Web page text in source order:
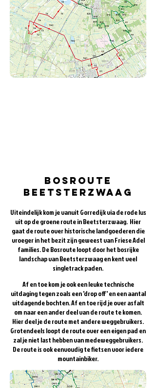
bosroute
beetsterzwaag
Uiteindelijk kom je vanuit Gorredijk via de rode lus
uit op de groene route in Beetsterzwaag. Hier
gaat de route over historische landgoederen die
vroeger in het bezit zijn geweest van Friese Adel
families. De Bosroute loopt door het bosrijke
landschap van Beetsterzwaag en kent veel
singletrack paden.
Af en toe kom je ook een leuke technische
uitdaging tegen zoals een 'drop off' en een aantal
uitdagende bochten. Af en toe rijd je over asfalt
om naar een ander deel van de route te komen.
Hier deel je de route met andere weggebruikers.
Grotendeels loopt de route over een eigen pad en
zal je niet last hebben van medeweggebruikers.
De route is ook eenvoudig te fietsen voor iedere
mountainbiker.